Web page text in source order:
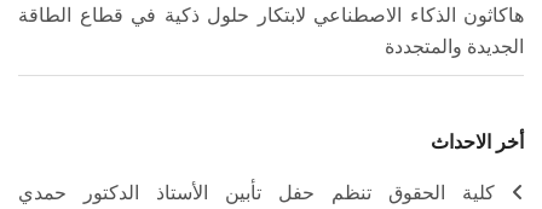
هاكاثون الذكاء الاصطناعي لابتكار حلول ذكية في قطاع الطاقة
الجديدة والمتجددة
أخر الاحداث
كلية الحقوق تنظم حفل تأبين الأستاذ الدكتور حمدي